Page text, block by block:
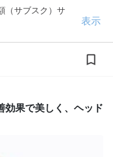
（サブスク）サ
表示
効果で美しく、ヘッド